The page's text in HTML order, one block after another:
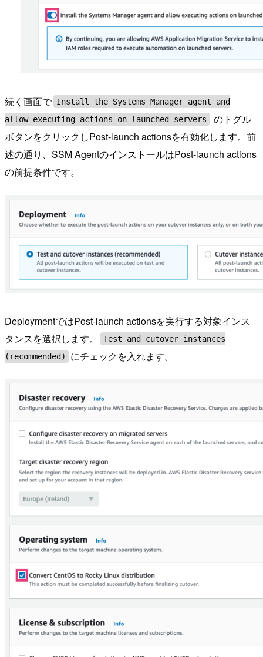
続く画面で Install the Systems Manager agent and
allow executing actions on launched servers
のトグル
ボタンをクリックしPost-launch actionsを有効化します。前
述の通り、SSM AgentのインストールはPost-launch actions
の前提条件です。
DeploymentではPost-launch actionsを実行する対象インス
タンスを選択します。
Test and cutover instances
(recommended)
にチェックを入れます。